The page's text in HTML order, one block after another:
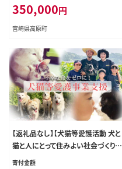
P00056
350,000円
宮崎県高原町
【返礼品なし】【犬猫等愛護活動 犬と
猫と人にとって住みよい社会づくりを
応援】宮崎県 高原町 特定非営利活
寄付金額